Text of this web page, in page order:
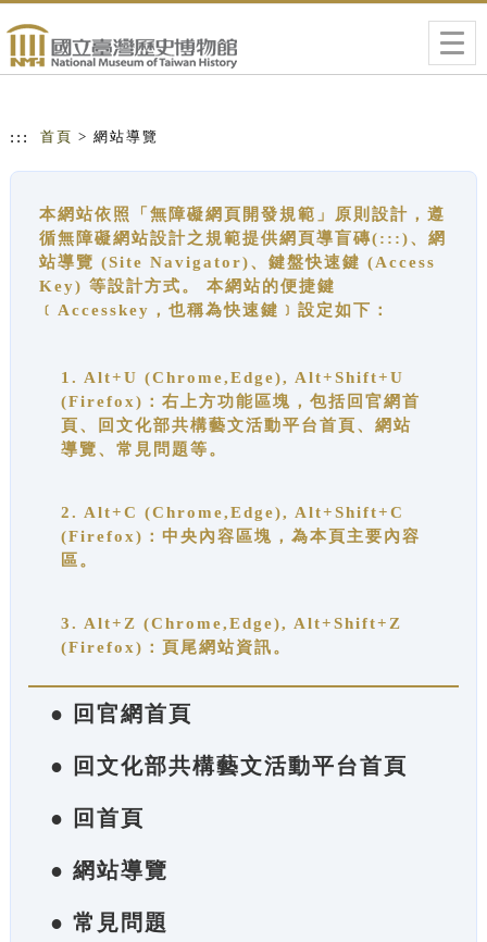
::: 首頁 > 網站導覽
本網站依照「無障礙網頁開發規範」原則設計，遵
循無障礙網站設計之規範提供網頁導盲磚(:::)、網
站導覽 (Site Navigator)、鍵盤快速鍵 (Access
Key) 等設計方式。 本網站的便捷鍵
﹝Accesskey，也稱為快速鍵﹞設定如下：
1. Alt+U (Chrome,Edge), Alt+Shift+U
(Firefox)：右上方功能區塊，包括回官網首
頁、回文化部共構藝文活動平台首頁、網站
導覽、常見問題等。
2. Alt+C (Chrome,Edge), Alt+Shift+C
(Firefox)：中央內容區塊，為本頁主要內容
區。
3. Alt+Z (Chrome,Edge), Alt+Shift+Z
(Firefox)：頁尾網站資訊。
● 回官網首頁
● 回文化部共構藝文活動平台首頁
● 回首頁
● 網站導覽
● 常見問題